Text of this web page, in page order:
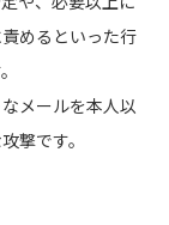
めるといった行
メールを本人以
撃です。